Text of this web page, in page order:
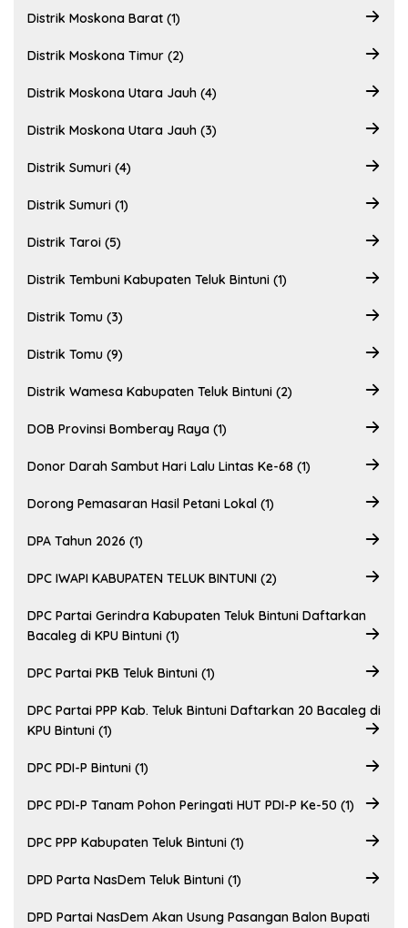
Distrik Moskona Barat (1)
Distrik Moskona Timur (2)
Distrik Moskona Utara Jauh (4)
Distrik Moskona Utara Jauh (3)
Distrik Sumuri (4)
Distrik Sumuri (1)
Distrik Taroi (5)
Distrik Tembuni Kabupaten Teluk Bintuni (1)
Distrik Tomu (3)
Distrik Tomu (9)
Distrik Wamesa Kabupaten Teluk Bintuni (2)
DOB Provinsi Bomberay Raya (1)
Donor Darah Sambut Hari Lalu Lintas Ke-68 (1)
Dorong Pemasaran Hasil Petani Lokal (1)
DPA Tahun 2026 (1)
DPC IWAPI KABUPATEN TELUK BINTUNI (2)
DPC Partai Gerindra Kabupaten Teluk Bintuni Daftarkan
Bacaleg di KPU Bintuni (1)
DPC Partai PKB Teluk Bintuni (1)
DPC Partai PPP Kab. Teluk Bintuni Daftarkan 20 Bacaleg di
KPU Bintuni (1)
DPC PDI-P Bintuni (1)
DPC PDI-P Tanam Pohon Peringati HUT PDI-P Ke-50 (1)
DPC PPP Kabupaten Teluk Bintuni (1)
DPD Parta NasDem Teluk Bintuni (1)
DPD Partai NasDem Akan Usung Pasangan Balon Bupati